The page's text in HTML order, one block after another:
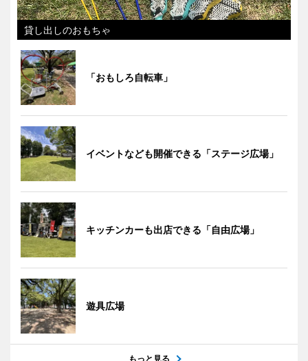
貸し出しのおもちゃ
「おもしろ自転車」
イベントなども開催できる「ステージ広場」
キッチンカーも出店できる「自由広場」
遊具広場
もっと見る